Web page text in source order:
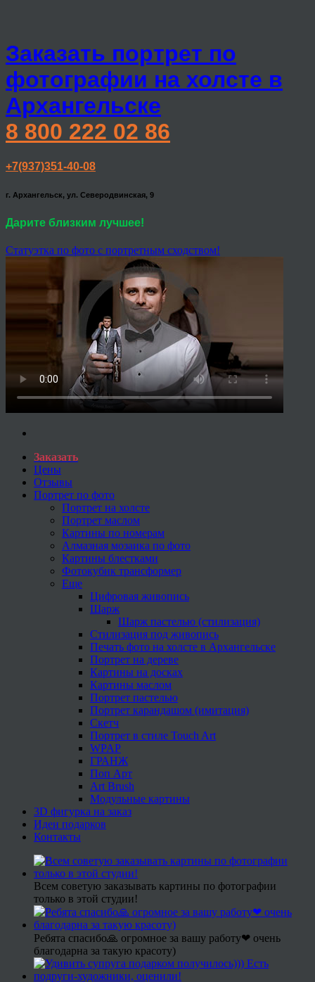
Заказать портрет по
фотографии на холсте в
Архангельске
8 800 222 02 86
+7(937)351-40-08
г. Архангельск, ул. Северодвинская, 9
Дарите близким лучшее!
Статуэтка по фото с портретным сходством!
Заказать
Цены
Отзывы
Портрет по фото
Портрет на холсте
Портрет маслом
Картины по номерам
Алмазная мозаика по фото
Картины блестками
Фотокубик трансформер
Еще
Цифровая живопись
Шарж
Шарж пастелью (стилизация)
Стилизация под живопись
Печать фото на холсте в Архангельске
Портрет на дереве
Картины на досках
Картины маслом
Портрет пастелью
Портрет карандашом (имитация)
Скетч
Портрет в стиле Touch Art
WPAP
ГРАНЖ
Поп Арт
Art Brush
Модульные картины
3D фигурка на заказ
Идеи подарков
Контакты
Всем советую заказывать картины по фотографии
только в этой студии!
Ребята спасибо🙏 огромное за вашу работу❤ очень
благодарна за такую красоту)